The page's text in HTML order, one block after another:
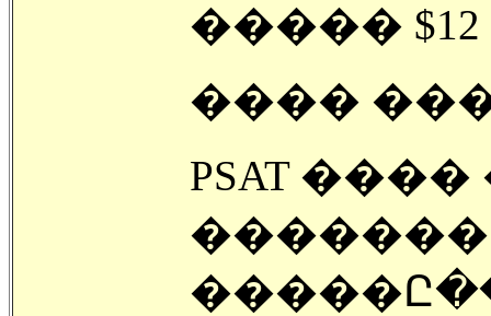
����� $12
����
PSAT
�������